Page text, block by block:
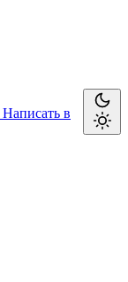
Написать в